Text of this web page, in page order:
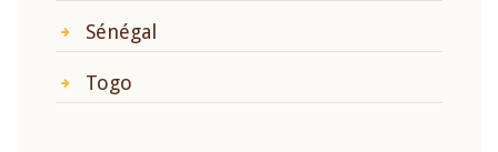
Sénégal
Togo